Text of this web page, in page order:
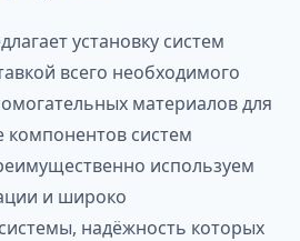
установку систем
всего необходимого
материалов для
компонентов систем
используем
и широко
надёжность которых